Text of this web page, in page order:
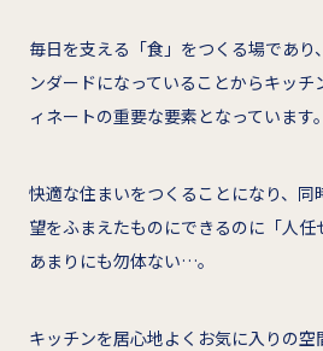
毎日を支える「食」をつくる場であり
ンダードになっていることからキッ
ィネートの重要な要素となっています。
快適な住まいをつくることになり、
望をふまえたものにできるのに「人
あまりにも勿体ない…。
キッチンを居心地よくお気に入りの空